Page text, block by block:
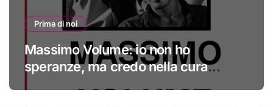
Prima di noi
Massimo Volume: io non ho
speranze, ma credo nella cura